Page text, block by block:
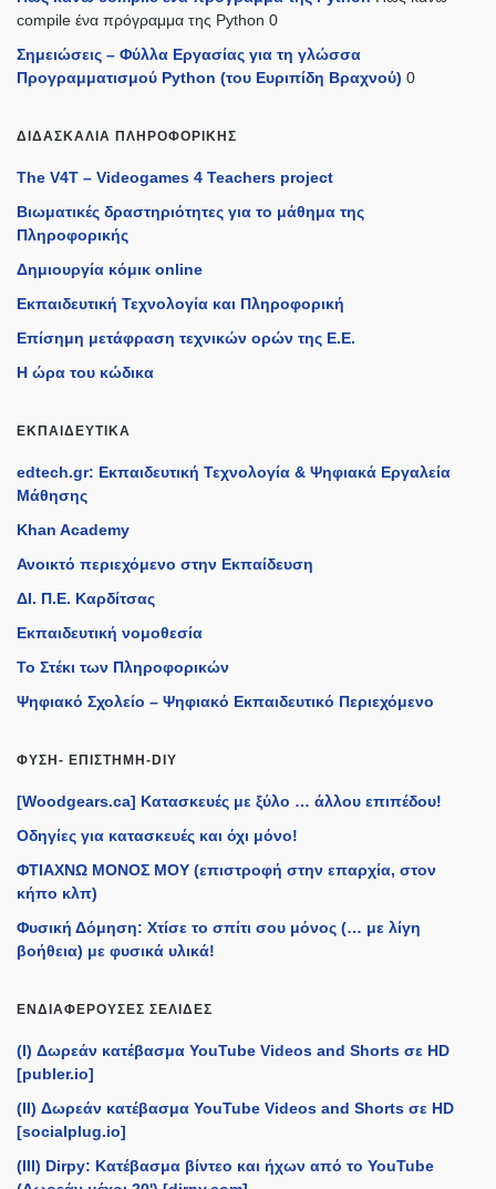
compile ένα πρόγραμμα της Python 0
Σημειώσεις – Φύλλα Εργασίας για τη γλώσσα
Προγραμματισμού Python (του Ευριπίδη Βραχνού) 0
ΔΙΔΑΣΚΑΛΊΑ ΠΛΗΡΟΦΟΡΙΚΉΣ
The V4T – Videogames 4 Teachers project
Βιωματικές δραστηριότητες για το μάθημα της
Πληροφορικής
Δημιουργία κόμικ online
Εκπαιδευτική Τεχνολογία και Πληροφορική
Επίσημη μετάφραση τεχνικών ορών της Ε.Ε.
Η ώρα του κώδικα
ΕΚΠΑΙΔΕΥΤΙΚΆ
edtech.gr: Εκπαιδευτική Τεχνολογία & Ψηφιακά Εργαλεία
Μάθησης
Khan Academy
Ανοικτό περιεχόμενο στην Εκπαίδευση
ΔΙ. Π.Ε. Καρδίτσας
Εκπαιδευτική νομοθεσία
Το Στέκι των Πληροφορικών
Ψηφιακό Σχολείο – Ψηφιακό Εκπαιδευτικό Περιεχόμενο
ΦΎΣΗ- ΕΠΙΣΤΉΜΗ-DIY
[Woodgears.ca] Κατασκευές με ξύλο … άλλου επιπέδου!
Οδηγίες για κατασκευές και όχι μόνο!
ΦΤΙΑΧΝΩ ΜΟΝΟΣ ΜΟΥ (επιστροφή στην επαρχία, στον
κήπο κλπ)
Φυσική Δόμηση: Χτίσε το σπίτι σου μόνος (… με λίγη
βοήθεια) με φυσικά υλικά!
ΕΝΔΙΑΦΈΡΟΥΣΕΣ ΣΕΛΊΔΕΣ
(I) Δωρεάν κατέβασμα YouTube Videos and Shorts σε HD
[publer.io]
(II) Δωρεάν κατέβασμα YouTube Videos and Shorts σε HD
[socialplug.io]
(III) Dirpy: Κατέβασμα βίντεο και ήχων από το YouTube